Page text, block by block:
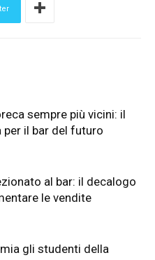
sempre più vicini: il
per il bar del futuro
al bar: il decalogo
le vendite
gli studenti della